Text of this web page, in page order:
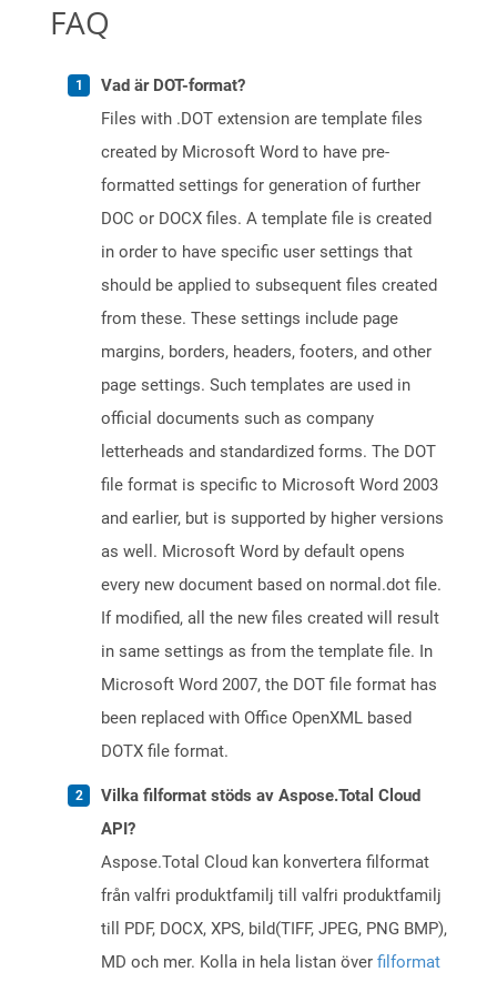
FAQ
Vad är DOT-format?
Files with .DOT extension are template files
created by Microsoft Word to have pre-
formatted settings for generation of further
DOC or DOCX files. A template file is created
in order to have specific user settings that
should be applied to subsequent files created
from these. These settings include page
margins, borders, headers, footers, and other
page settings. Such templates are used in
official documents such as company
letterheads and standardized forms. The DOT
file format is specific to Microsoft Word 2003
and earlier, but is supported by higher versions
as well. Microsoft Word by default opens
every new document based on normal.dot file.
If modified, all the new files created will result
in same settings as from the template file. In
Microsoft Word 2007, the DOT file format has
been replaced with Office OpenXML based
DOTX file format.
Vilka filformat stöds av Aspose.Total Cloud
API?
Aspose.Total Cloud kan konvertera filformat
från valfri produktfamilj till valfri produktfamilj
till PDF, DOCX, XPS, bild(TIFF, JPEG, PNG BMP),
MD och mer. Kolla in hela listan över filformat